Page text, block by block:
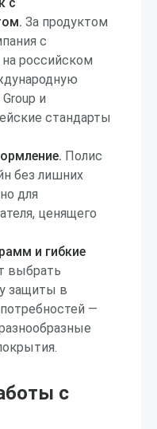
За продуктом
с
российском
и
стандарты
Полис
без лишних
для
ценящего
и гибкие
выбрать
защиты в
—
с